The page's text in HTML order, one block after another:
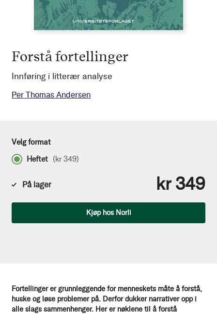
Forstå fortellinger
Innføring i litterær analyse
Per Thomas Andersen
Fortellinger er grunnleggende for menneskets måte å forstå,
huske og løse problemer på. Derfor dukker narrativer opp i
alle slags sammenhenger. Her er nøklene til å forstå
Velg format
Heftet (kr 349)
På lager kr 349
Kjøp hos Norli